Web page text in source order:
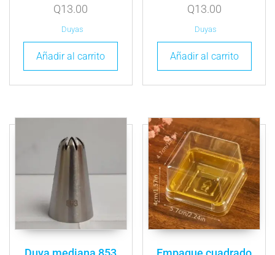
Q13.00
Duyas
Añadir al carrito
Q13.00
Duyas
Añadir al carrito